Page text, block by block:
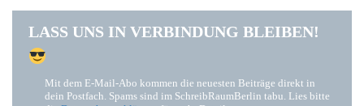
LASS UNS IN VERBINDUNG BLEIBEN!
Mit dem E-Mail-Abo kommen die neuesten Beiträge direkt in
dein Postfach. Spams sind im SchreibRaumBerlin tabu. Lies bitte